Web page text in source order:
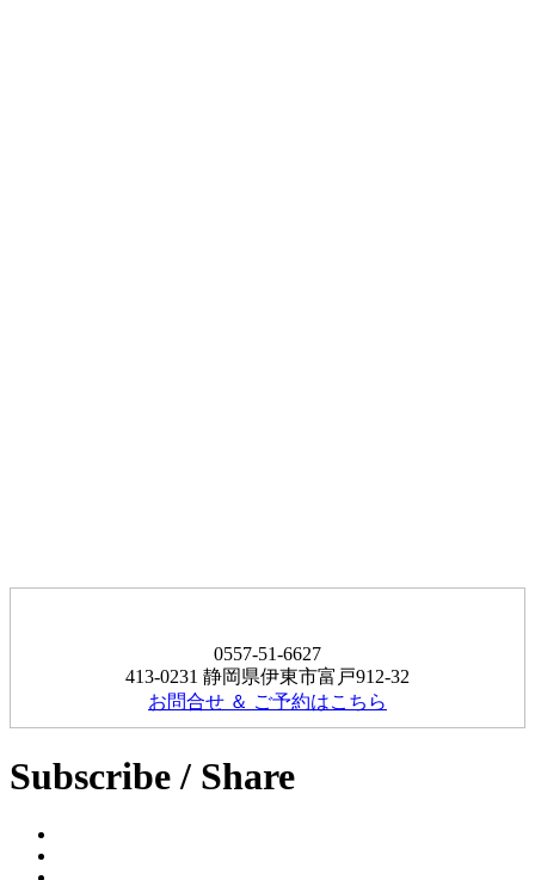
0557-51-6627
413-0231 静岡県伊東市富戸912-32
お問合せ ＆ ご予約はこちら
Subscribe / Share